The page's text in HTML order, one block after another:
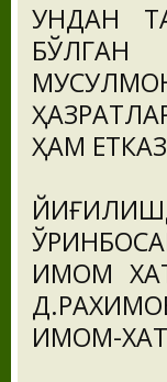
УНДАН
ҲАМ
ИМОМ
ИМОМ-